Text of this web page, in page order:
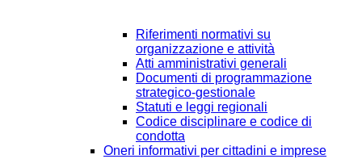
Riferimenti normativi su
organizzazione e attività
Atti amministrativi generali
Documenti di programmazione
strategico-gestionale
Statuti e leggi regionali
Codice disciplinare e codice di
condotta
Oneri informativi per cittadini e imprese